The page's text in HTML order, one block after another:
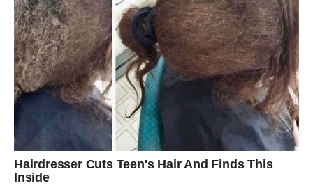
Upiši svoj email i preuzmi BESPLATNU
knjigu s receptima! Uživaj u jednostavnim
i ukusnim jelima koja će osvojiti tvoje
najdraže.
Jednim klikom preuzmi knjigu s najboljim